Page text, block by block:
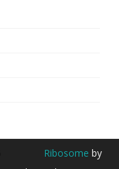
Ribosome by